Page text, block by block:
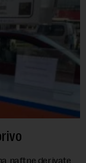
naftne derivate